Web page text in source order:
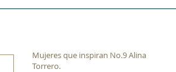
Mujeres que inspiran No.9 Alina
Torrero.